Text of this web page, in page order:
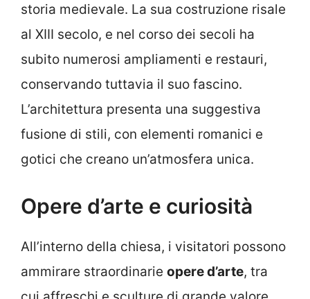
storia medievale. La sua costruzione risale
al XIII secolo, e nel corso dei secoli ha
subito numerosi ampliamenti e restauri,
conservando tuttavia il suo fascino.
L’architettura presenta una suggestiva
fusione di stili, con elementi romanici e
gotici che creano un’atmosfera unica.
Opere d’arte e curiosità
All’interno della chiesa, i visitatori possono
ammirare straordinarie opere d’arte, tra